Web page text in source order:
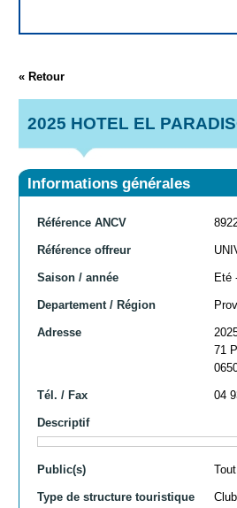
« Retour
2025 HOTEL EL
Informations générales
Référence ANCV
Référence offreur
Saison / année Eté
Departement / Région
Adresse
71
Tél. / Fax 04
Descriptif
Public(s)
Type de structure touristique